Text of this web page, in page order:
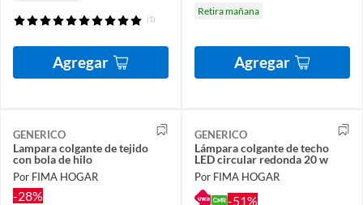
(1)
Agregar
Retira mañana
Agregar
GENERICO
Lampara colgante de tejido
con bola de hilo
Por FIMA HOGAR
-28%
GENERICO
Lámpara colgante de techo
LED circular redonda 20 w
Por FIMA HOGAR
-51%